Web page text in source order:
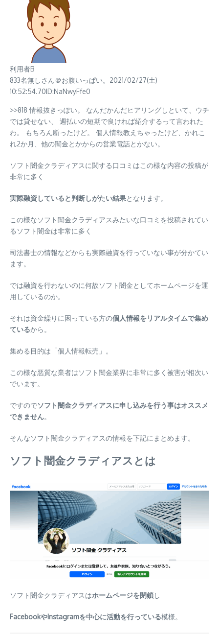
利用者B
833名無しさん＠お腹いっぱい。2021/02/27(土)
10:52:54.70ID:NaNwyFfe0
>>818 情報抜きっぽい。 なんだかんだヒアリングしといて、ウチ
では貸せない、 週払いの短期で良ければ紹介するって言われた
わ。 もちろん断ったけど。 個人情報教えちゃったけど、かれこ
れ2か月、他の闇金とかからの営業電話とかない。
ソフト闇金クラディアスに関する口コミはこの様な内容の投稿が
非常に多く
実際融資していると判断しがたい結果となります。
この様なソフト闇金クラディアスみたいな口コミを投稿されてい
るソフト闇金は非常に多く
司法書士の情報などからも実際融資を行っていない事が分かてい
ます。
では融資を行わないのに何故ソフト闇金としてホームページを運
用しているのか。
それは資金繰りに困っている方の個人情報をリアルタイムで集め
ているから。
集める目的は「個人情報転売」。
この様な悪質な業者はソフト闇金業界に非常に多く被害が相次い
でいます。
ですのでソフト闇金クラディアスに申し込みを行う事はオススメ
できません。
そんなソフト闇金クラディアスの情報を下記にまとめます。
ソフト闇金クラディアスとは
ソフト闇金クラディアスはホームページを閉鎖し
FacebookやInstagramを中心に活動を行っている模様。